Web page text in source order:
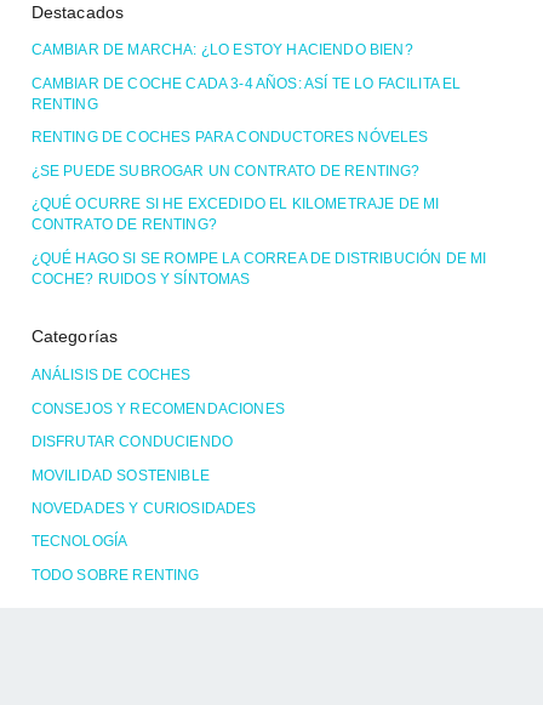
Destacados
CAMBIAR DE MARCHA: ¿LO ESTOY HACIENDO BIEN?
CAMBIAR DE COCHE CADA 3-4 AÑOS: ASÍ TE LO FACILITA EL
RENTING
RENTING DE COCHES PARA CONDUCTORES NÓVELES
¿SE PUEDE SUBROGAR UN CONTRATO DE RENTING?
¿QUÉ OCURRE SI HE EXCEDIDO EL KILOMETRAJE DE MI
CONTRATO DE RENTING?
¿QUÉ HAGO SI SE ROMPE LA CORREA DE DISTRIBUCIÓN DE MI
COCHE? RUIDOS Y SÍNTOMAS
Categorías
ANÁLISIS DE COCHES
CONSEJOS Y RECOMENDACIONES
DISFRUTAR CONDUCIENDO
MOVILIDAD SOSTENIBLE
NOVEDADES Y CURIOSIDADES
TECNOLOGÍA
TODO SOBRE RENTING